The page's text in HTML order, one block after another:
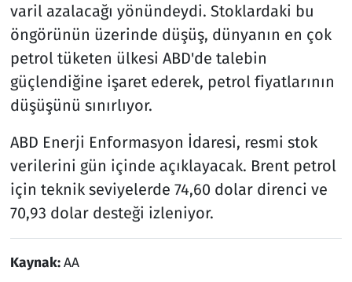
varil azalacağı yönündeydi. Stoklardaki bu
öngörünün üzerinde düşüş, dünyanın en çok
petrol tüketen ülkesi ABD'de talebin
güçlendiğine işaret ederek, petrol fiyatlarının
düşüşünü sınırlıyor.
ABD Enerji Enformasyon İdaresi, resmi stok
verilerini gün içinde açıklayacak. Brent petrol
için teknik seviyelerde 74,60 dolar direnci ve
70,93 dolar desteği izleniyor.
Kaynak:AA